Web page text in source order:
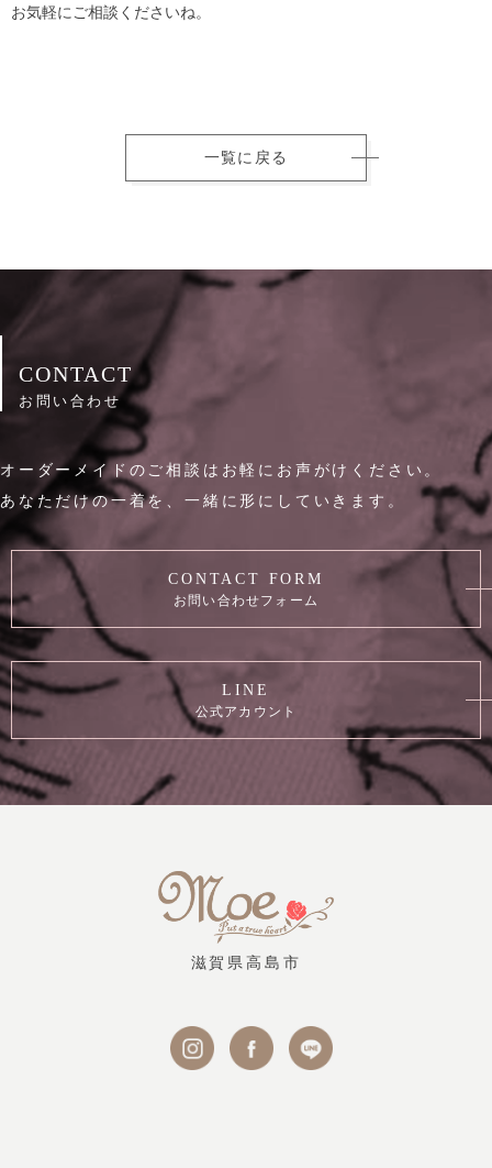
お気軽にご相談くださいね。
一覧に戻る
CONTACT
お問い合わせ
オーダーメイドのご相談はお軽にお声がけください。
あなただけの一着を、一緒に形にしていきます。
CONTACT FORM
お問い合わせフォーム
LINE
公式アカウント
滋賀県高島市